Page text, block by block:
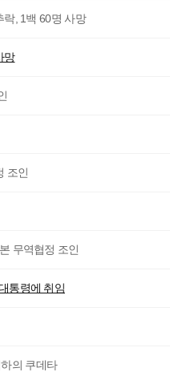
락, 1백 60명 사망
망
조인
무역협정 조인
통령에 취임
의 쿠데타